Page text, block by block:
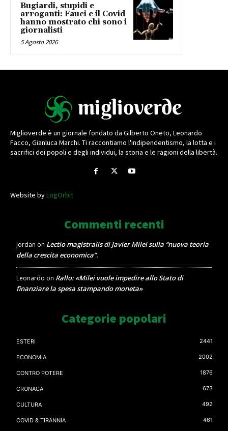
Bugiardi, stupidi e
arroganti: Fauci e il Covid
hanno mostrato chi sono i
giornalisti
5 Agosto 2026
Miglioverde è un giornale fondato da Gilberto Oneto, Leonardo
Facco, Gianluca Marchi. Ti raccontiamo l'indipendentismo, la lotta e i
sacrifici dei popoli e degli individui, la storia e le ragioni della libertà.
Website byLogOrbit
Commenti recenti
Jordan on Lectio magistralis di Javier Milei sulla “nuova teoria
della crescita economica”.
Leonardo on Rallo: «Milei vuole impedire allo Stato di
finanziare la spesa stampando moneta»
Categorie popolari
ESTERI 2441
ECONOMIA 2002
CONTRO POTERE 1876
CRONACA 673
CULTURA 492
COVID & TIRANNIA 461